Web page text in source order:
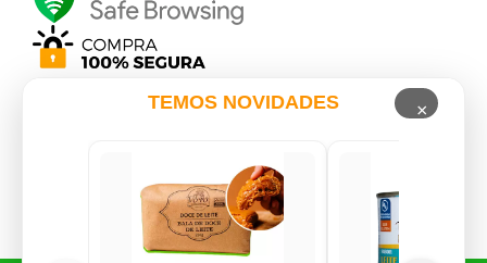
*Valor mínimo de R$ 30,00 por parcela para pagamentos no cartão de
crédito.
TEMOS NOVIDADES ×